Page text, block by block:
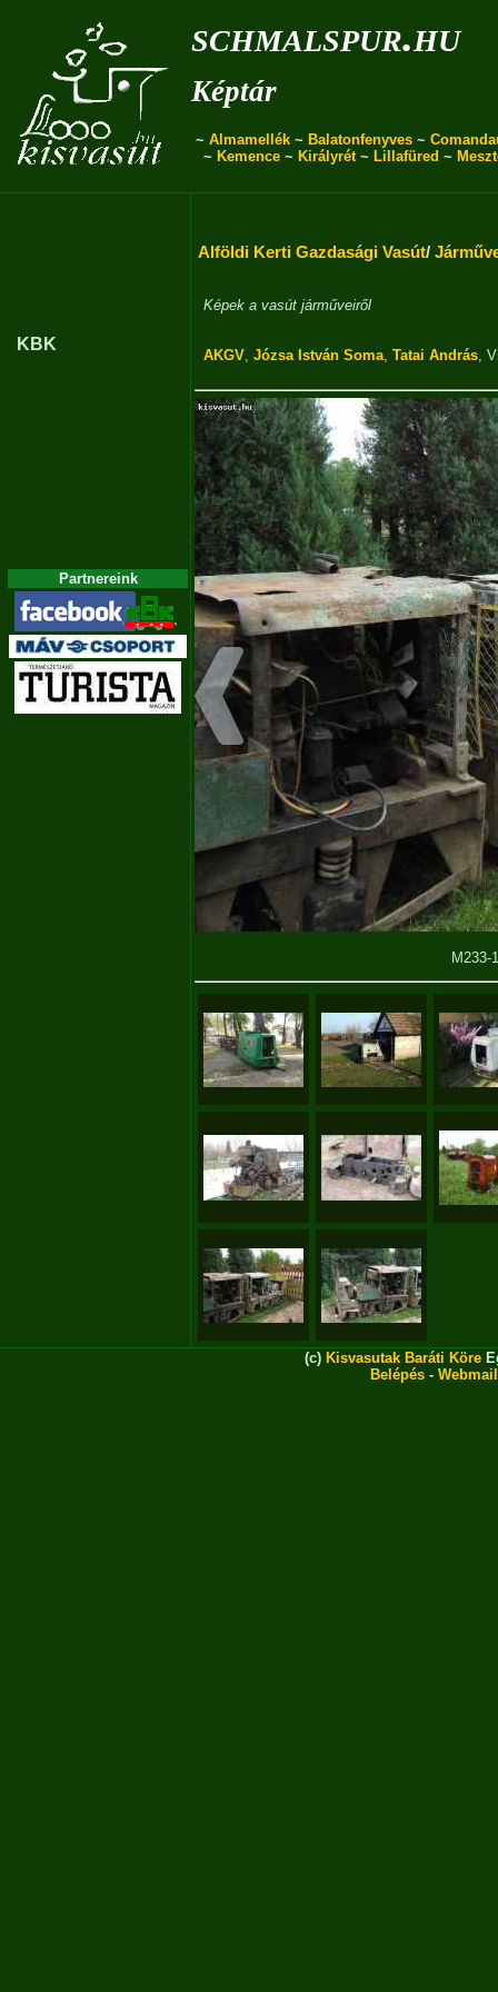
schmalspur.hu
Képtár
~ Almamellék ~ Balatonfenyves ~
~ Kemence~ Királyrét~ Lillafüred ~
KBK
Partnereink
Alföldi Kerti Gazdasági Vasút/
Képek a vasút járműveiről
AKGV, Józsa István Soma, Tatai András,
M233-
(c) Kisvasutak Baráti Köre
Belépés - Webmail